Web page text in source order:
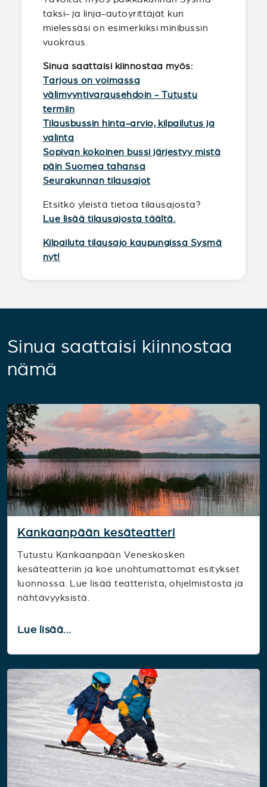
taksi- ja linja-autoyrittäjät kun
mielessäsi on esimerkiksi minibussin
vuokraus.
Sinua saattaisi kiinnostaa myös:
Tarjous on voimassa
välimyyntivarausehdoin - Tutustu
termiin
Tilausbussin hinta-arvio, kilpailutus ja
valinta
Sopivan kokoinen bussi järjestyy mistä
päin Suomea tahansa
Seurakunnan tilausajot
Etsitkö yleistä tietoa tilausajosta?
Lue lisää tilausajosta täältä.
Kilpailuta tilausajo kaupungissa Sysmä
nyt!
Sinua saattaisi kiinnostaa
nämä
Kankaanpään kesäteatteri
Tutustu Kankaanpään Veneskosken
kesäteatteriin ja koe unohtumattomat esitykset
luonnossa. Lue lisää teatterista, ohjelmistosta ja
nähtävyyksistä.
Lue lisää...